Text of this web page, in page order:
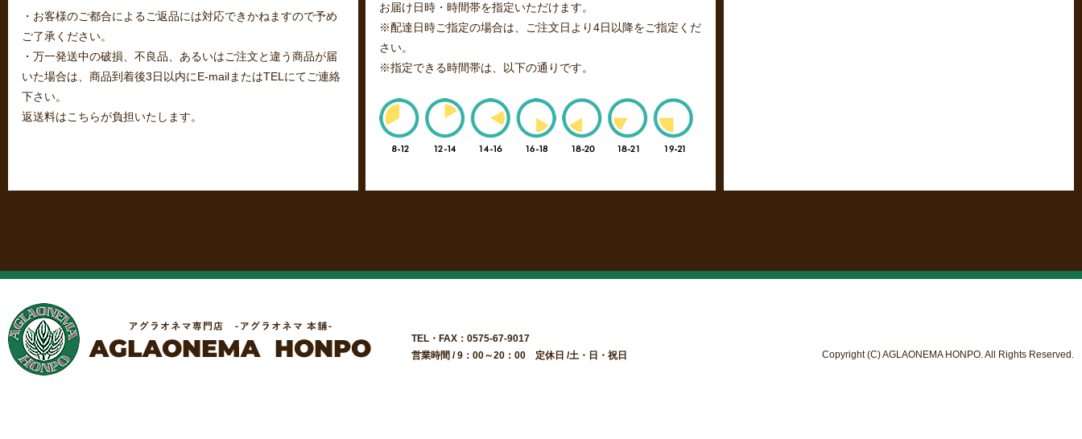
・お客様のご都合によるご返品には対応できかねますので予め
ご了承ください。
・万一発送中の破損、不良品、あるいはご注文と違う商品が届
いた場合は、商品到着後3日以内にE-mailまたはTELにてご連絡
下さい。
返送料はこちらが負担いたします。
お届け日時・時間帯を指定いただけます。
※配達日時ご指定の場合は、ご注文日より4日以降をご指定くだ
さい。
※指定できる時間帯は、以下の通りです。
TEL・FAX：0575-67-9017
営業時間 / 9：00～20：00 定休日 /土・日・祝日
Copyright (C) AGLAONEMA HONPO. All Rights Reserved.